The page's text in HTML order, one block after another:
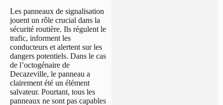
Les panneaux de signalisation
jouent un rôle crucial dans la
sécurité routière. Ils régulent le
trafic, informent les
conducteurs et alertent sur les
dangers potentiels. Dans le cas
de l’octogénaire de
Decazeville, le panneau a
clairement été un élément
salvateur. Pourtant, tous les
panneaux ne sont pas capables